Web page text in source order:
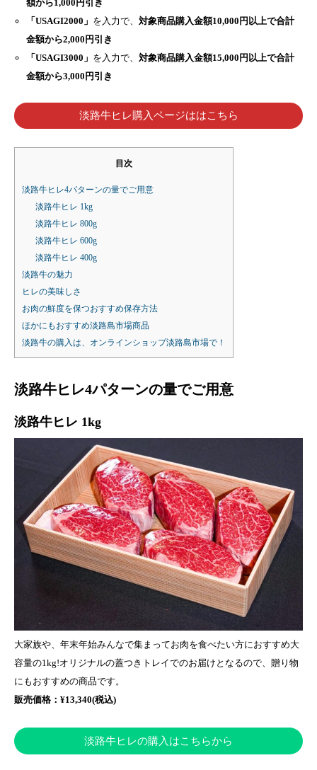
額から1,000円引き
「USAGI2000」 を入力で、 対象商品購入金額10,000円以上で合計
金額から2,000円引き
「USAGI3000」 を入力で、 対象商品購入金額15,000円以上で合計
金額から3,000円引き
淡路牛ヒレ購入ページははこちら
目次
淡路牛ヒレ4パターンの量でご用意
淡路牛ヒレ 1kg
淡路牛ヒレ 800g
淡路牛ヒレ 600g
淡路牛ヒレ 400g
淡路牛の魅力
ヒレの美味しさ
お肉の鮮度を保つおすすめ保存方法
ほかにもおすすめ淡路島市場商品
淡路牛の購入は、オンラインショップ淡路島市場で！
淡路牛ヒレ4パターンの量でご用意
淡路牛ヒレ 1kg
大家族や、年末年始みんなで集まってお肉を食べたい方におすすめ大
容量の1kg!オリジナルの蓋つきトレイでのお届けとなるので、贈り物
にもおすすめの商品です。
販売価格：¥13,340(税込)
淡路牛ヒレの購入はこちらから